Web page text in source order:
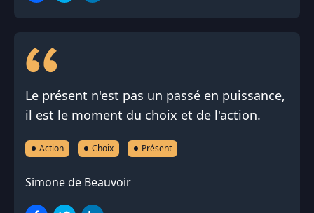
Le présent n'est pas un passé en puissance,
il est le moment du choix et de l'action.
Action Choix Présent
Simone de Beauvoir